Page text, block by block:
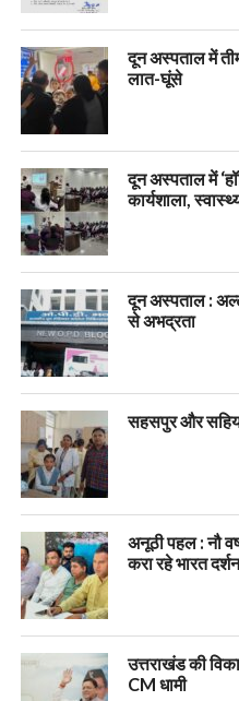
दून अस्पताल में
लात-घूंसे
दून अस्पताल में
कार्यशाला,
दून अस्पताल :
से अभद्रता
सहसपुर और
अनूठी पहल : नौ
करा रहे भारत
उत्तराखंड की
CM धामी